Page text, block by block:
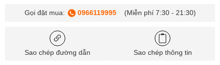
Gọi đặt mua: 0966119995 (Miễn phí 7:30 - 21:30)
Sao chép đường dẫn Sao chép thông tin